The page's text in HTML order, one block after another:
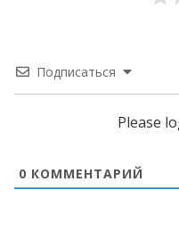
Подписаться
Please
0 КОММЕНТАРИЙ